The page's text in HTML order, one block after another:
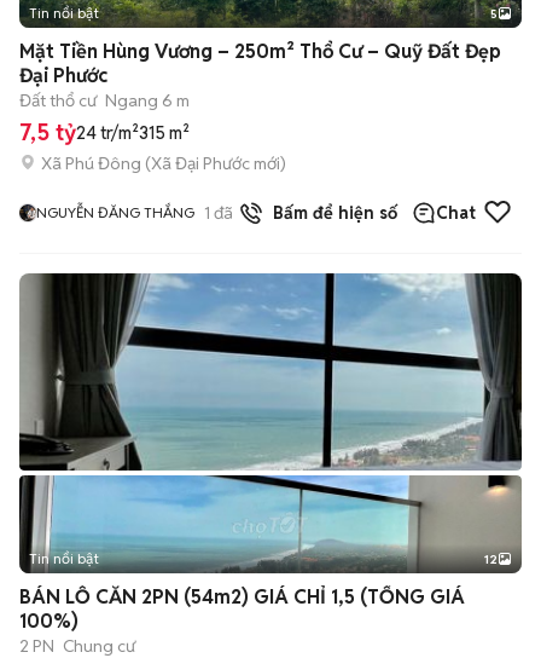
Tin nổi bật 5
Mặt Tiền Hùng Vương – 250m² Thổ Cư – Quỹ Đất Đẹp
Đại Phước
Đất thổ cư Ngang 6 m
7,5 tỷ24 tr/m²315 m²
Xã Phú Đông (Xã Đại Phước mới)
NGUYỄN ĐĂNG THẮNG 1 đã bán Bấm để hiện số Chat
+2
Tin nổi bật 12
BÁN LỖ CĂN 2PN (54m2) GIÁ CHỈ 1,5 (TỔNG GIÁ
100%)
2 PN Chung cư